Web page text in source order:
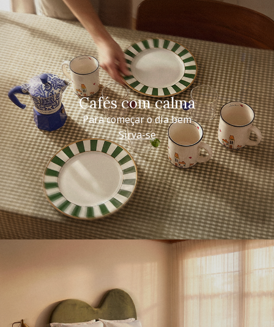
Cafés com calma
Para começar o dia bem
Sirva-se